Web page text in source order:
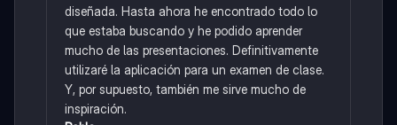
diseñada. Hasta ahora he encontrado todo lo
que estaba buscando y he podido aprender
mucho de las presentaciones. Definitivamente
utilizaré la aplicación para un examen de clase.
Y, por supuesto, también me sirve mucho de
inspiración.